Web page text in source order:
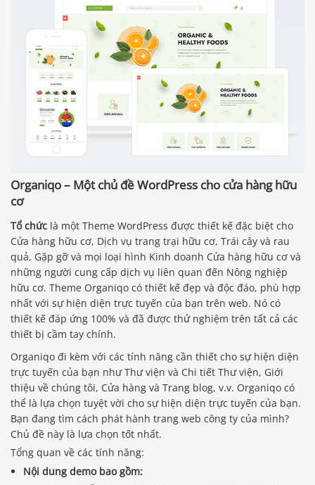
Organiqo – Một chủ đề WordPress cho cửa hàng hữu
cơ
Tổ chức là một Theme WordPress được thiết kế đặc biệt cho
Cửa hàng hữu cơ, Dịch vụ trang trại hữu cơ, Trái cây và rau
quả, Gặp gỡ và mọi loại hình Kinh doanh Cửa hàng hữu cơ và
những người cung cấp dịch vụ liên quan đến Nông nghiệp
hữu cơ. Theme Organiqo có thiết kế đẹp và độc đáo, phù hợp
nhất với sự hiện diện trực tuyến của bạn trên web. Nó có
thiết kế đáp ứng 100% và đã được thử nghiệm trên tất cả các
thiết bị cầm tay chính.
Organiqo đi kèm với các tính năng cần thiết cho sự hiện diện
trực tuyến của bạn như Thư viện và Chi tiết Thư viện, Giới
thiệu về chúng tôi, Cửa hàng và Trang blog, v.v. Organiqo có
thể là lựa chọn tuyệt vời cho sự hiện diện trực tuyến của bạn.
Bạn đang tìm cách phát hành trang web công ty của mình?
Chủ đề này là lựa chọn tốt nhất.
Tổng quan về các tính năng:
Nội dung demo bao gồm: